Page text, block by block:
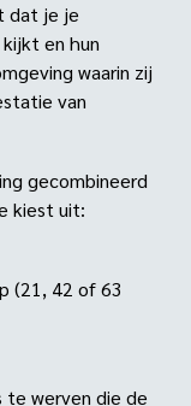
dat je je
en hun
waarin zij
van
gecombineerd
kiest uit:
(21, 42 of 63
te werven die de